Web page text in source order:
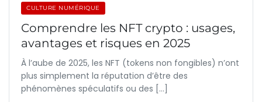
CULTURE NUMÉRIQUE
Comprendre les NFT crypto : usages,
avantages et risques en 2025
À l’aube de 2025, les NFT (tokens non fongibles) n’ont
plus simplement la réputation d’être des
phénomènes spéculatifs ou des […]